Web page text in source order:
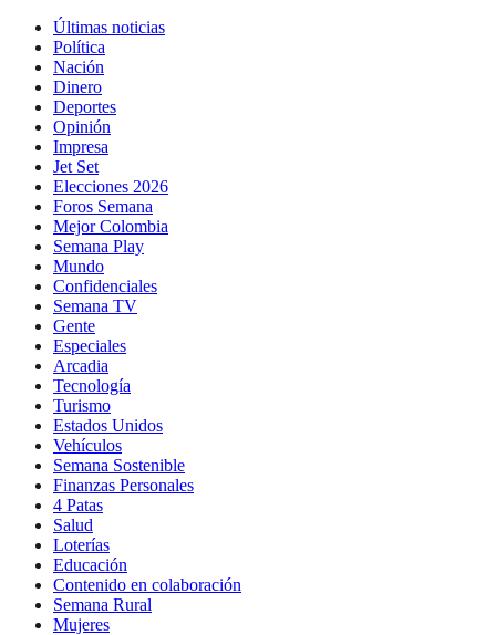
Últimas noticias
Política
Nación
Dinero
Deportes
Opinión
Impresa
Jet Set
Elecciones 2026
Foros Semana
Mejor Colombia
Semana Play
Mundo
Confidenciales
Semana TV
Gente
Especiales
Arcadia
Tecnología
Turismo
Estados Unidos
Vehículos
Semana Sostenible
Finanzas Personales
4 Patas
Salud
Loterías
Educación
Contenido en colaboración
Semana Rural
Mujeres